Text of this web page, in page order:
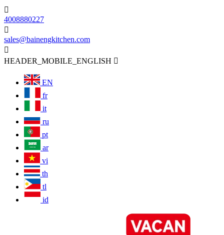

4008880227

sales@bainengkitchen.com

HEADER_MOBILE_ENGLISH 
EN
fr
it
ru
pt
ar
vi
th
tl
id